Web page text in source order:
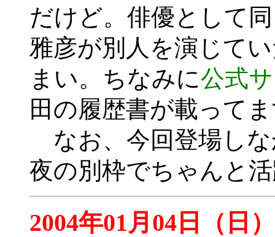
だけど。俳優として
雅彦が別人を演じて
まい。ちなみに公式
田の履歴書が載って
なお、今回登場し
夜の別枠でちゃんと
2004年01月04日（日）